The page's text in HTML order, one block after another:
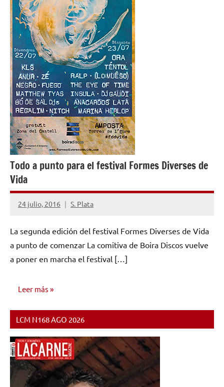
Todo a punto para el festival Formes Diverses de
Vida
24 julio, 2016 S. Plata
No
comentarios
La segunda edición del festival Formes Diverses de Vida
a punto de comenzar La comitiva de Boira Discos vuelve
a poner en marcha el festival […]
Leer más
NOTICIAS
LCM N168 AGO 2026